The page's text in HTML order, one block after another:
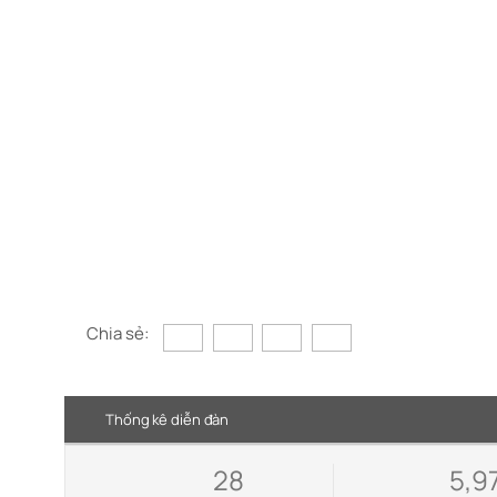
Chia sẻ:
Thống kê diễn đàn
28